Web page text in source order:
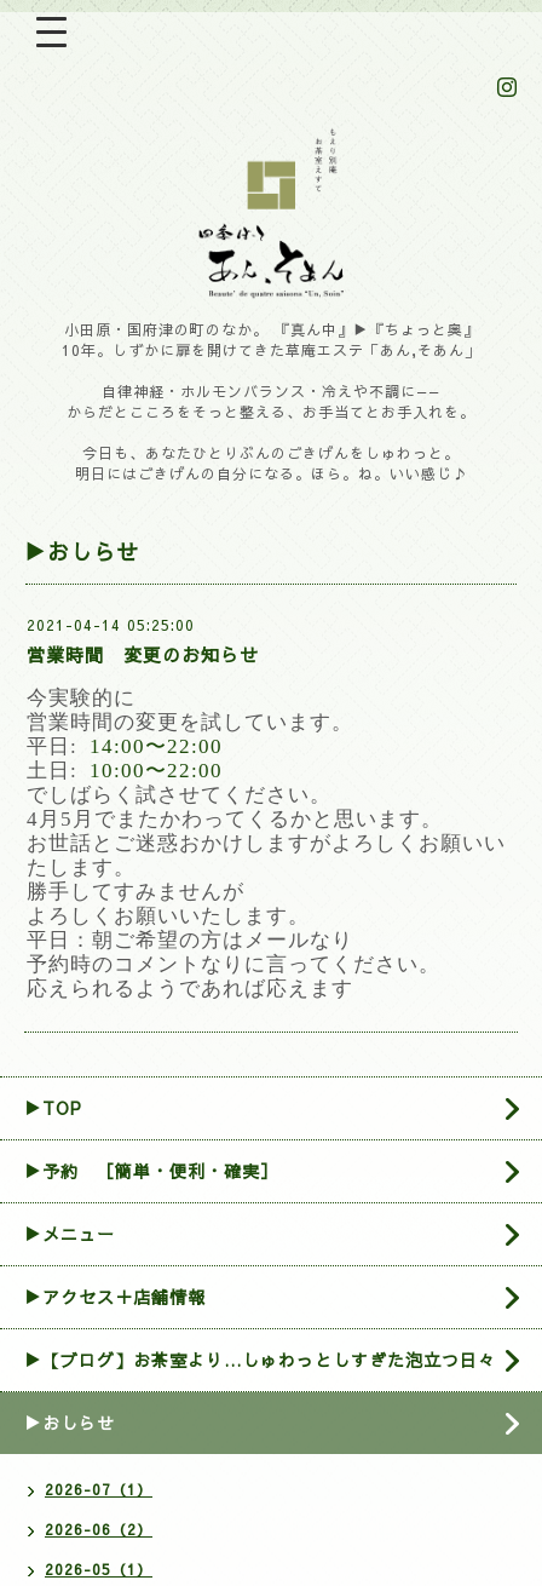
小田原・国府津の町のなか。 『真ん中』▶︎『ちょっと奥』
10年。しずかに扉を開けてきた草庵エステ「あん,そあん」
自律神経・ホルモンバランス・冷えや不調に——
からだとこころをそっと整える、お手当てとお手入れを。
今日も、あなたひとりぶんのごきげんをしゅわっと。
明日にはごきげんの自分になる。ほら。ね。いい感じ♪
▶おしらせ
2021-04-14 05:25:00
営業時間 変更のお知らせ
今実験的に
営業時間の変更を試しています。
平日: 14:00〜22:00
土日: 10:00〜22:00
でしばらく試させてください。
4月5月でまたかわってくるかと思います。
お世話とご迷惑おかけしますがよろしくお願いい
たします。
勝手してすみませんが
よろしくお願いいたします。
平日：朝ご希望の方はメールなり
予約時のコメントなりに言ってください。
応えられるようであれば応えます
▶TOP
▶︎予約 ［簡単・便利・確実］
▶メニュー
▶アクセス＋店舗情報
▶【ブログ】お茶室より…しゅわっとしすぎた泡立つ日々
▶おしらせ
2026-07（1）
2026-06（2）
2026-05（1）